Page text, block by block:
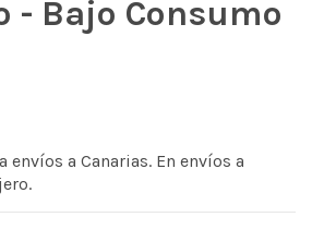
- Bajo Consumo
a Canarias. En envíos a